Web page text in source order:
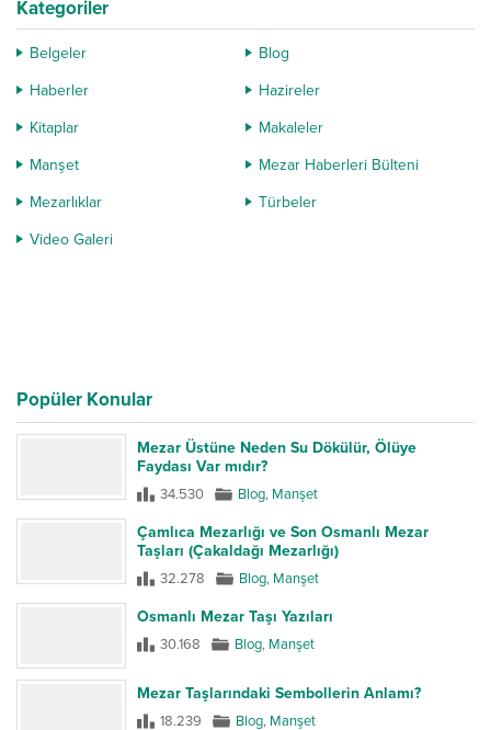
Kategoriler
Belgeler
Blog
Haberler
Hazireler
Kitaplar
Makaleler
Manşet
Mezar Haberleri Bülteni
Mezarlıklar
Türbeler
Video Galeri
Popüler Konular
Mezar Üstüne Neden Su Dökülür, Ölüye
Faydası Var mıdır?
34.530 Blog, Manşet
Çamlıca Mezarlığı ve Son Osmanlı Mezar
Taşları (Çakaldağı Mezarlığı)
32.278 Blog, Manşet
Osmanlı Mezar Taşı Yazıları
30.168 Blog, Manşet
Mezar Taşlarındaki Sembollerin Anlamı?
18.239 Blog, Manşet